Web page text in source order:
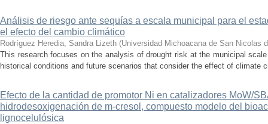
Análisis de riesgo ante sequías a escala municipal para el
el efecto del cambio climático
Rodríguez Heredia, Sandra Lizeth (Universidad Michoacana de San Nicolas
This research focuses on the analysis of drought risk at the municipal
historical conditions and future scenarios that consider the effect of climate
Efecto de la cantidad de promotor Ni en catalizadores MoW/
hidrodesoxigenación de m-cresol, compuesto modelo del
lignocelulósica